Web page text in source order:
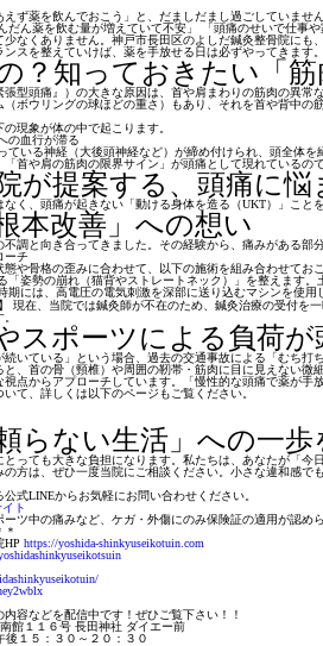
ず薬を飲んでおこう」と、だましだまし過ごしていませ
だん薬を飲む量が増えていて不安」 「頭痛のせいで仕事や
なくありません。神戸市長田区のよしだ鍼灸整骨院に
スを整えていけば、薬を手放せる日は必ずやってきま
？知っておきたい「
型頭痛』）の大きな原因は、 首や肩まわりの筋肉の異常
（ボウリングの球ほどの重さ）もあり、それを首や背中
現象が体の中で起こります。
の血行が滞る
ている神経（大後頭神経など）が締め付けられ、頭全体
「首や肩の筋肉の限界サイン」が頭痛として現れているの
が提案する、頭痛に
く、頭痛が起きない「動ける身体を造る（UKT）」こと
本改善」への想い
調と向き合ってきました。その経験から、痛みがある
ーチ
や骨格の歪みに合わせて、以下の施術を組み合わせてお
「姿勢の崩れ（猫背やストレートネック）」を整えます
期には、高電圧の電気刺激を深部に送り込むマシンを使
現在、当院では鍼灸師が不在のため、鍼灸治療の受付を
スポーツによる負荷
続いている」という場合、過去の交通事故による「むち
、首の骨（頸椎）や周囲の靭帯・筋肉に目に見えない
点からアプローチしています。「慢性的な頭痛で薬が
て、詳しくは以下のページもご覧ください。
らない生活」への一
っても大きな負担になります。私たちは、あなたが「
方は、ぜひ一度当院にご相談ください。小さな違和感で
式LINEからお気軽にお問い合わせください。
ト
ツ中の痛みなど、ケガ・外傷にのみ保険証の適用が認め
HP https://yoshida-shinkyuseikotuin.com
容などを配信中です！ぜひご覧下さい！！
館１１６号 長田神社 ダイエー前
１５：３０～２０：３０